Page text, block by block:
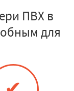
ПВХ в
для